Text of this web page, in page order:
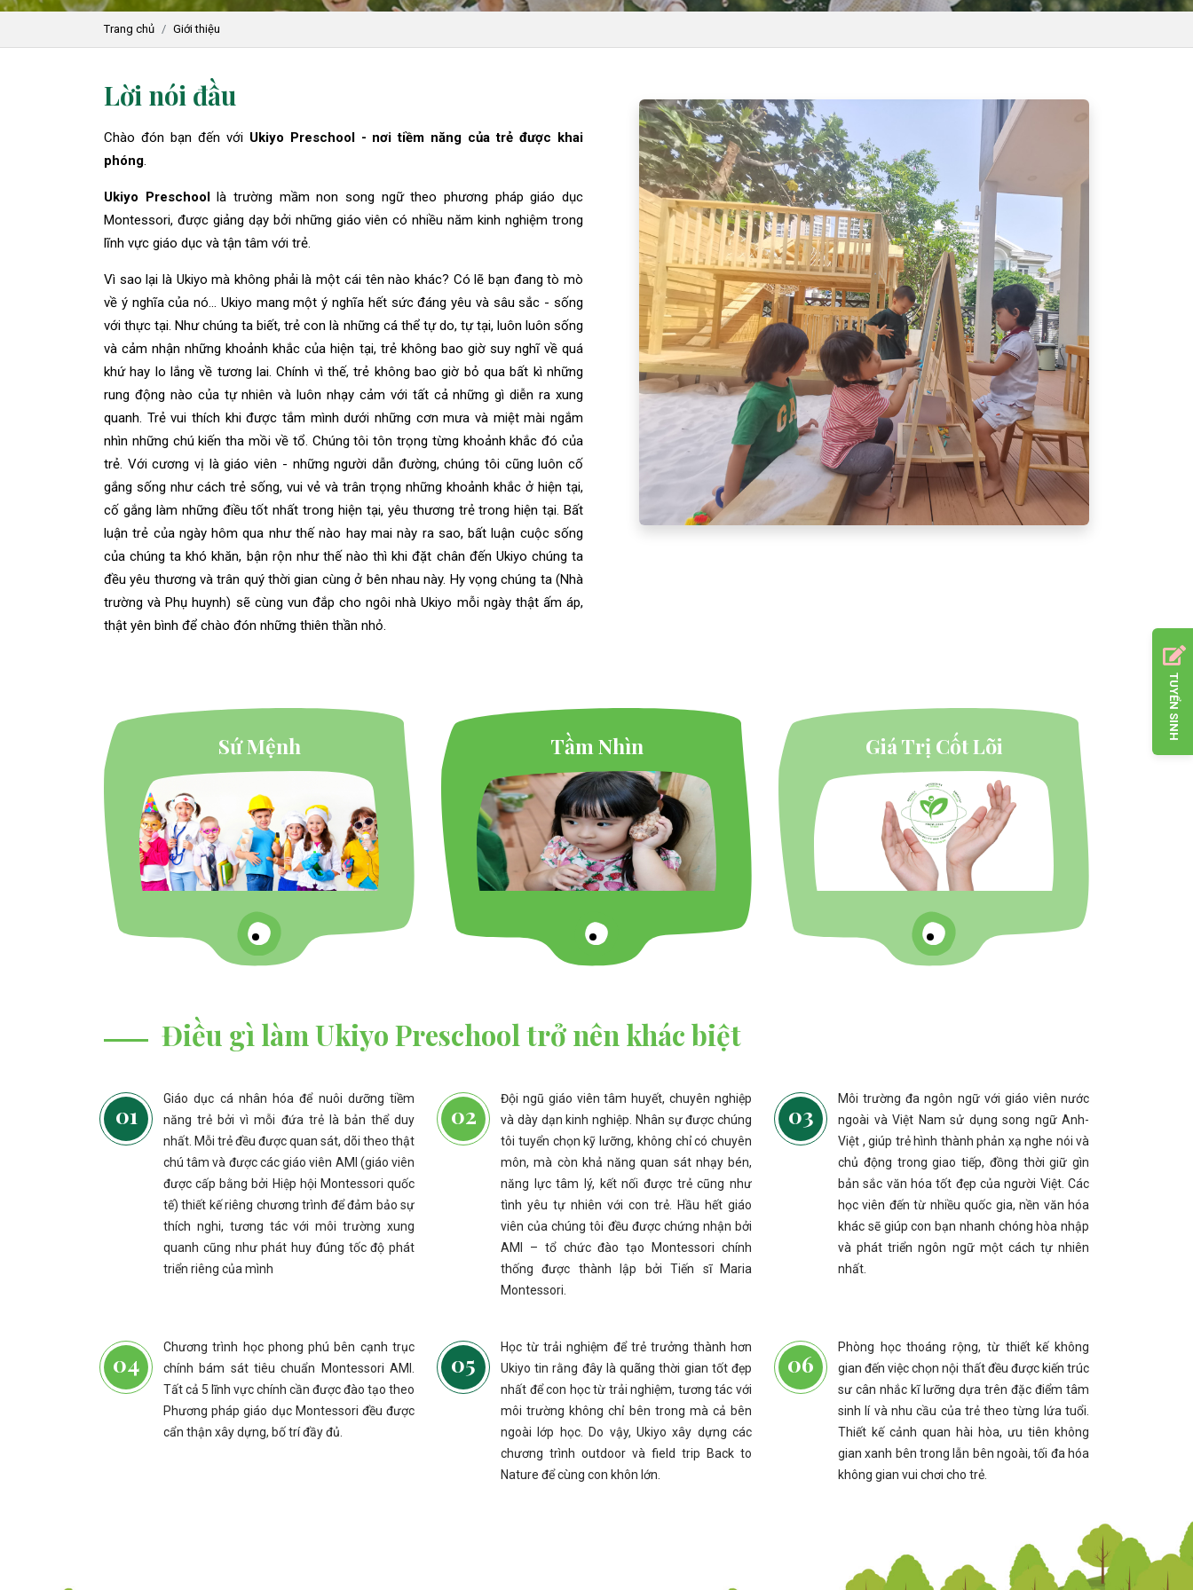
Trang chủ Giới thiệu
Lời nói đầu
Chào đón bạn đến với Ukiyo Preschool - nơi tiềm năng của trẻ được khai
phóng.
Ukiyo Preschoollà trường mầm non song ngữ theo phương pháp giáo dục
Montessori, được giảng dạy bởi những giáo viên có nhiều năm kinh nghiệm trong
lĩnh vực giáo dục và tận tâm với trẻ.
Vì sao lại là Ukiyo mà không phải là một cái tên nào khác? Có lẽ bạn đang tò mò
về ý nghĩa của nó… Ukiyo mang một ý nghĩa hết sức đáng yêu và sâu sắc - sống
với thực tại. Như chúng ta biết, trẻ con là những cá thể tự do, tự tại, luôn luôn sống
và cảm nhận những khoảnh khắc của hiện tại, trẻ không bao giờ suy nghĩ về quá
khứ hay lo lắng về tương lai. Chính vì thế, trẻ không bao giờ bỏ qua bất kì những
rung động nào của tự nhiên và luôn nhạy cảm với tất cả những gì diễn ra xung
quanh. Trẻ vui thích khi được tắm mình dưới những cơn mưa và miệt mài ngắm
nhìn những chú kiến tha mồi về tổ. Chúng tôi tôn trọng từng khoảnh khắc đó của
trẻ. Với cương vị là giáo viên - những người dẫn đường, chúng tôi cũng luôn cố
gắng sống như cách trẻ sống, vui vẻ và trân trọng những khoảnh khắc ở hiện tại,
cố gắng làm những điều tốt nhất trong hiện tại, yêu thương trẻ trong hiện tại. Bất
luận trẻ của ngày hôm qua như thế nào hay mai này ra sao, bất luận cuộc sống
của chúng ta khó khăn, bận rộn như thế nào thì khi đặt chân đến Ukiyo chúng ta
đều yêu thương và trân quý thời gian cùng ở bên nhau này. Hy vọng chúng ta (Nhà
trường và Phụ huynh) sẽ cùng vun đắp cho ngôi nhà Ukiyo mỗi ngày thật ấm áp,
thật yên bình để chào đón những thiên thần nhỏ.
Sứ Mệnh Tầm Nhìn Giá Trị Cốt Lõi
Điều gì làm Ukiyo Preschool trở nên khác biệt
Giáo dục cá nhân hóa để nuôi dưỡng tiềm
năng trẻ bởi vì mỗi đứa trẻ là bản thể duy
nhất. Mỗi trẻ đều được quan sát, dõi theo thật
chú tâm và được các giáo viên AMI (giáo viên
được cấp bằng bởi Hiệp hội Montessori quốc
tế) thiết kế riêng chương trình để đảm bảo sự
thích nghi, tương tác với môi trường xung
quanh cũng như phát huy đúng tốc độ phát
triển riêng của mình
Đội ngũ giáo viên tâm huyết, chuyên nghiệp
và dày dạn kinh nghiệp. Nhân sự được chúng
tôi tuyển chọn kỹ lưỡng, không chỉ có chuyên
môn, mà còn khả năng quan sát nhạy bén,
năng lực tâm lý, kết nối được trẻ cũng như
tình yêu tự nhiên với con trẻ. Hầu hết giáo
viên của chúng tôi đều được chứng nhận bởi
AMI – tổ chức đào tạo Montessori chính
thống được thành lập bởi Tiến sĩ Maria
Montessori.
Môi trường đa ngôn ngữ với giáo viên nước
ngoài và Việt Nam sử dụng song ngữ Anh-
Việt , giúp trẻ hình thành phản xạ nghe nói và
chủ động trong giao tiếp, đồng thời giữ gìn
bản sắc văn hóa tốt đẹp của người Việt. Các
học viên đến từ nhiều quốc gia, nền văn hóa
khác sẽ giúp con bạn nhanh chóng hòa nhập
và phát triển ngôn ngữ một cách tự nhiên
nhất.
Chương trình học phong phú bên cạnh trục
chính bám sát tiêu chuẩn Montessori AMI.
Tất cả 5 lĩnh vực chính cần được đào tạo theo
Phương pháp giáo dục Montessori đều được
cẩn thận xây dựng, bố trí đầy đủ.
Học từ trải nghiệm để trẻ trưởng thành hơn
Ukiyo tin rằng đây là quãng thời gian tốt đẹp
nhất để con học từ trải nghiệm, tương tác với
môi trường không chỉ bên trong mà cả bên
ngoài lớp học. Do vậy, Ukiyo xây dựng các
chương trình outdoor và field trip Back to
Nature để cùng con khôn lớn.
Phòng học thoáng rộng, từ thiết kế không
gian đến việc chọn nội thất đều được kiến trúc
sư cân nhắc kĩ lưỡng dựa trên đặc điểm tâm
sinh lí và nhu cầu của trẻ theo từng lứa tuổi.
Thiết kế cảnh quan hài hòa, ưu tiên không
gian xanh bên trong lẫn bên ngoài, tối đa hóa
không gian vui chơi cho trẻ.
TUYỂN SINH